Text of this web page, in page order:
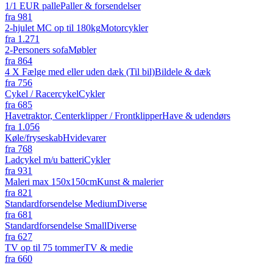
1/1 EUR pallePaller & forsendelser
fra 981
2-hjulet MC op til 180kgMotorcykler
fra 1.271
2-Personers sofaMøbler
fra 864
4 X Fælge med eller uden dæk (Til bil)Bildele & dæk
fra 756
Cykel / RacercykelCykler
fra 685
Havetraktor, Centerklipper / FrontklipperHave & udendørs
fra 1.056
Køle/fryseskabHvidevarer
fra 768
Ladcykel m/u batteriCykler
fra 931
Maleri max 150x150cmKunst & malerier
fra 821
Standardforsendelse MediumDiverse
fra 681
Standardforsendelse SmallDiverse
fra 627
TV op til 75 tommerTV & medie
fra 660